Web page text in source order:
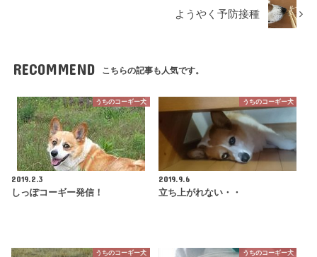
ようやく予防接種
RECOMMEND こちらの記事も人気です。
うちのコーギー犬
2019.2.3
しっぽコーギー発信！
うちのコーギー犬
2019.9.6
立ち上がれない・・
うちのコーギー犬 うちのコーギー犬